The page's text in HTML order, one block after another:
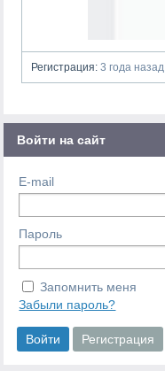
Регистрация: 3 года назад
Войти на сайт
E-mail
Пароль
Запомнить меня
Забыли пароль?